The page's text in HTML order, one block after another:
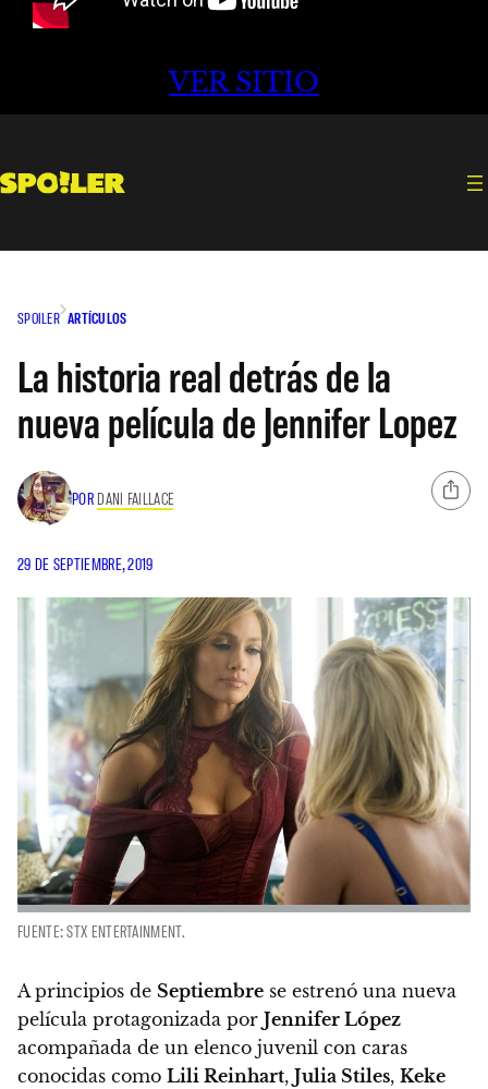
VER SITIO
SPOILER ARTÍCULOS
La historia real detrás de la
nueva película de Jennifer Lopez
POR DANI FAILLACE
29 DE SEPTIEMBRE, 2019
FUENTE: STX ENTERTAINMENT.
A principios de Septiembre se estrenó una nueva
película protagonizada por Jennifer López
acompañada de un elenco juvenil con caras
conocidas como Lili Reinhart, Julia Stiles, Keke